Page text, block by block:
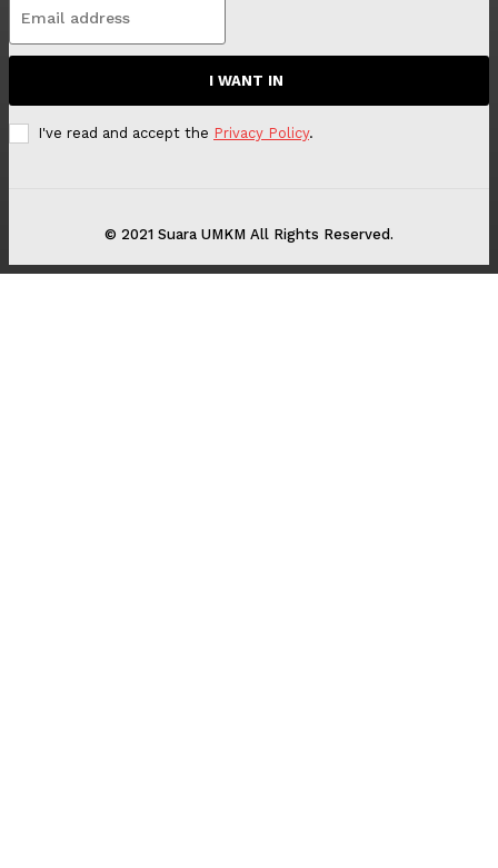
I WANT IN
I've read and accept the Privacy Policy.
© 2021 Suara UMKM All Rights Reserved.